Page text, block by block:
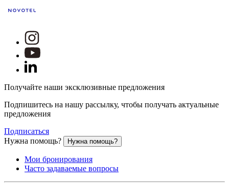
Получайте наши эксклюзивные предложения
Подпишитесь на нашу рассылку, чтобы получать актуальные
предложения
Подписаться
Нужна помощь?
Нужна помощь?
Мои бронирования
Часто задаваемые вопросы